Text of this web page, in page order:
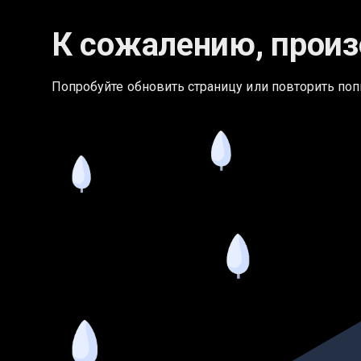
К сожалению,
Попробуйте обновить страницу или повторить